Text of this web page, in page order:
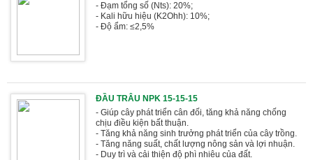
- Đạm tổng số (Nts): 20%;
- Kali hữu hiệu (K2Ohh): 10%;
- Độ ẩm: ≤2,5%
ĐẦU TRÂU NPK 15-15-15
- Giúp cây phát triển cân đối, tăng khả năng chống
chịu điều kiện bất thuận.
- Tăng khả năng sinh trưởng phát triển của cây trồng.
- Tăng năng suất, chất lượng nông sản và lợi nhuận.
- Duy trì và cải thiện độ phì nhiêu của đất.